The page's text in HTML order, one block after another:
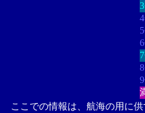
ここでの情報は、航海の用に